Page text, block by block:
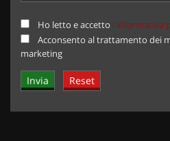
Ho letto e accetto l'informativa
Acconsento al trattamento dei
marketing